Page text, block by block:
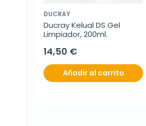
DUCRAY
Ducray Kelual DS Gel
Limpiador, 200ml.
14,50 €
Añadir al carrito